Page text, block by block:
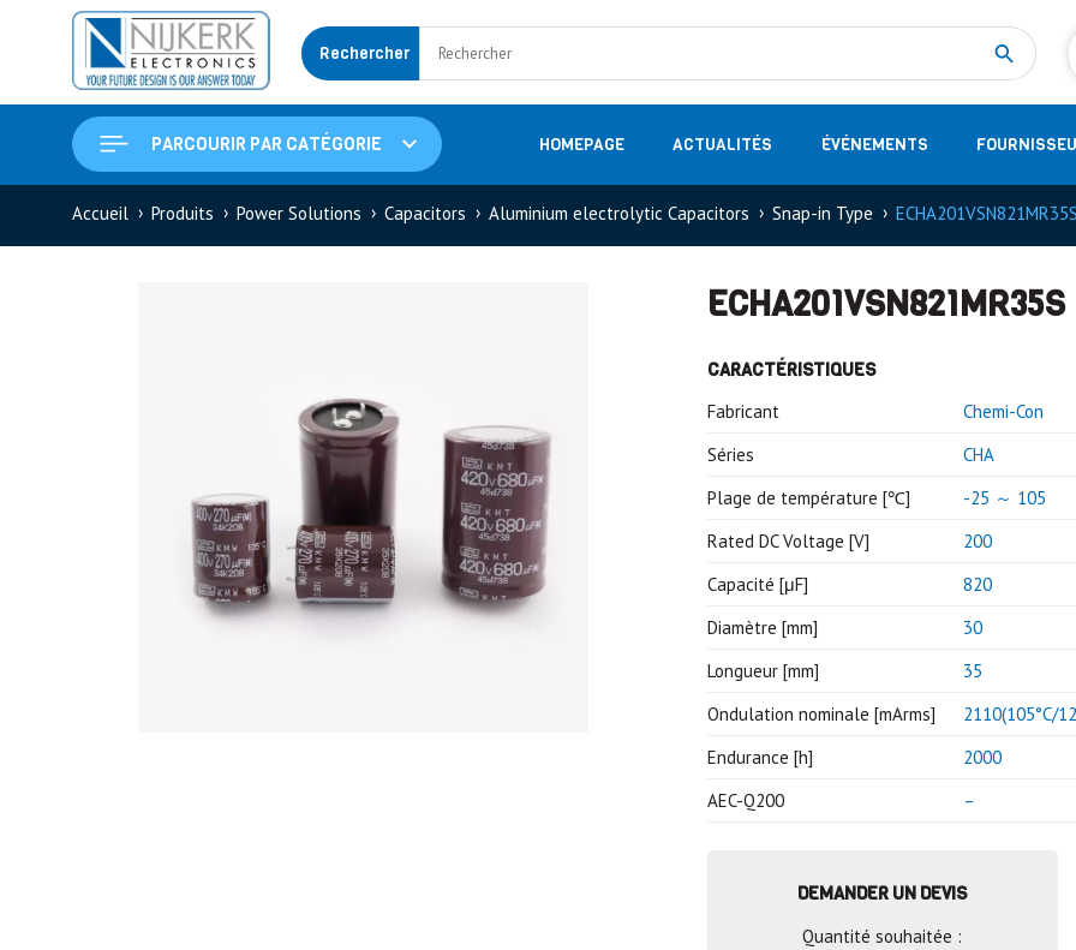
Rechercher
PARCOURIR PAR CATÉGORIE HOMEPAGE ACTUALITÉS ÉVÉNEMENTS
Measurement
Accueil Produits Power Solutions Capacitors Aluminium electrolytic Capacitors Snap-in Type
ECHA201VSN821MR35S
CARACTÉRISTIQUES
Fabricant
Chemi-Con
Séries
CHA
Plage de température [℃]
-25 ～ 105
Rated DC Voltage [V]
200
Capacité [μF]
820
Diamètre [mm]
30
Longueur [mm]
35
Ondulation nominale [mArms]
2110(105°C/
Endurance [h]
2000
AEC-Q200
–
DEMANDER UN DEVIS
Quantité souhaitée :